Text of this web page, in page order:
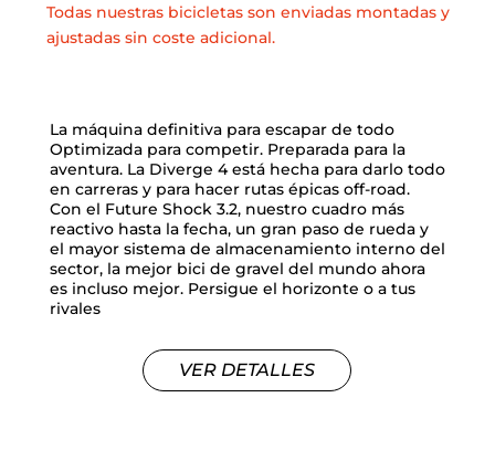
Todas nuestras bicicletas son enviadas montadas y
ajustadas sin coste adicional.
La máquina definitiva para escapar de todo
Optimizada para competir. Preparada para la
aventura. La Diverge 4 está hecha para darlo todo
en carreras y para hacer rutas épicas off-road.
Con el Future Shock 3.2, nuestro cuadro más
reactivo hasta la fecha, un gran paso de rueda y
el mayor sistema de almacenamiento interno del
sector, la mejor bici de gravel del mundo ahora
es incluso mejor. Persigue el horizonte o a tus
rivales
VER DETALLES